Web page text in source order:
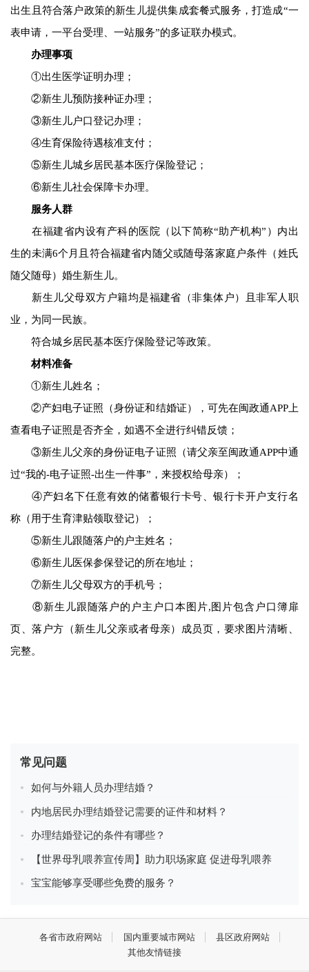
出生且符合落户政策的新生儿提供集成套餐式服务，打造成“一
表申请，一平台受理、一站服务”的多证联办模式。
办理事项
①出生医学证明办理；
②新生儿预防接种证办理；
③新生儿户口登记办理；
④生育保险待遇核准支付；
⑤新生儿城乡居民基本医疗保险登记；
⑥新生儿社会保障卡办理。
服务人群
在福建省内设有产科的医院（以下简称“助产机构”）内出
生的未满6个月且符合福建省内随父或随母落家庭户条件（姓氏
随父随母）婚生新生儿。
新生儿父母双方户籍均是福建省（非集体户）且非军人职
业，为同一民族。
符合城乡居民基本医疗保险登记等政策。
材料准备
①新生儿姓名；
②产妇电子证照（身份证和结婚证），可先在闽政通APP上
查看电子证照是否齐全，如遇不全进行纠错反馈；
③新生儿父亲的身份证电子证照（请父亲至闽政通APP中通
过“我的-电子证照-出生一件事”，来授权给母亲）；
④产妇名下任意有效的储蓄银行卡号、银行卡开户支行名
称（用于生育津贴领取登记）；
⑤新生儿跟随落户的户主姓名；
⑥新生儿医保参保登记的所在地址；
⑦新生儿父母双方的手机号；
⑧新生儿跟随落户的户主户口本图片,图片包含户口簿扉
页、落户方（新生儿父亲或者母亲）成员页，要求图片清晰、
完整。
常见问题
如何与外籍人员办理结婚？
内地居民办理结婚登记需要的证件和材料？
办理结婚登记的条件有哪些？
【世界母乳喂养宣传周】助力职场家庭 促进母乳喂养
宝宝能够享受哪些免费的服务？
各省市政府网站 国内重要城市网站
县区政府网站
其他友情链接